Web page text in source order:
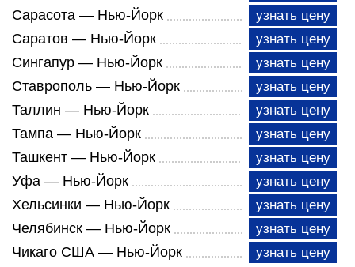
Сарасота — Нью-Йорк узнать цену
Саратов — Нью-Йорк узнать цену
Сингапур — Нью-Йорк узнать цену
Ставрополь — Нью-Йорк узнать цену
Таллин — Нью-Йорк узнать цену
Тампа — Нью-Йорк узнать цену
Ташкент — Нью-Йорк узнать цену
Уфа — Нью-Йорк узнать цену
Хельсинки — Нью-Йорк узнать цену
Челябинск — Нью-Йорк узнать цену
Чикаго США — Нью-Йорк узнать цену